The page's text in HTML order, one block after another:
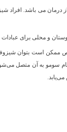
می باشد. افراد
و محلی برای
ممکن است بتوان
سومو به آن متصل